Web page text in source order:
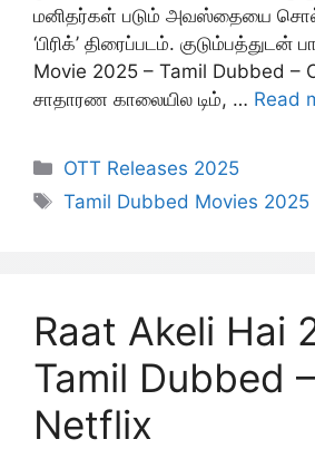
மனிதர்கள் படும் அவஸ்தையை
‘பிரிக்’ திரைப்படம். குடும்பத்துடன்
Movie 2025 – Tamil Dubbed –
சாதாரண காலையில டிம், … Read
Categories
OTT Releases 2025
Tags
Tamil Dubbed Movies 2025
Raat Akeli Hai
Tamil Dubbed
Netflix